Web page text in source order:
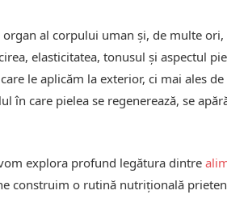
organ al corpului uman și, de multe
elasticitatea, tonusul și aspectul
le aplicăm la exterior, ci mai ales
în care pielea se regenerează, se
explora profund legătura dintre
construim o rutină nutrițională